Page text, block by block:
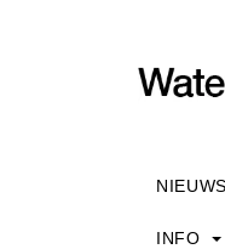
NIEUWS
INFO